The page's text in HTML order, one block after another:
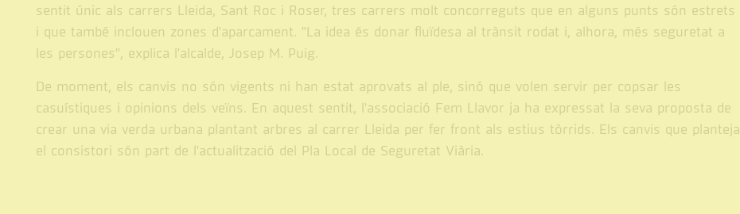
sentit únic als carrers Lleida, Sant Roc i Roser, tres carrers molt concorreguts que en alguns punts són estrets
i que també inclouen zones d'aparcament. "La idea és donar fluïdesa al trànsit rodat i, alhora, més seguretat a
les persones", explica l'alcalde, Josep M. Puig.
De moment, els canvis no són vigents ni han estat aprovats al ple, sinó que volen servir per copsar les
casuístiques i opinions dels veïns. En aquest sentit, l'associació Fem Llavor ja ha expressat la seva proposta de
crear una via verda urbana plantant arbres al carrer Lleida per fer front als estius tòrrids. Els canvis que planteja
el consistori són part de l'actualització del Pla Local de Seguretat Viària.